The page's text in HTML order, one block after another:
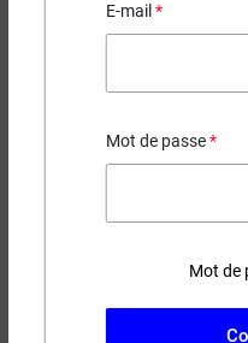
E-mail
Mot de passe
Mot de